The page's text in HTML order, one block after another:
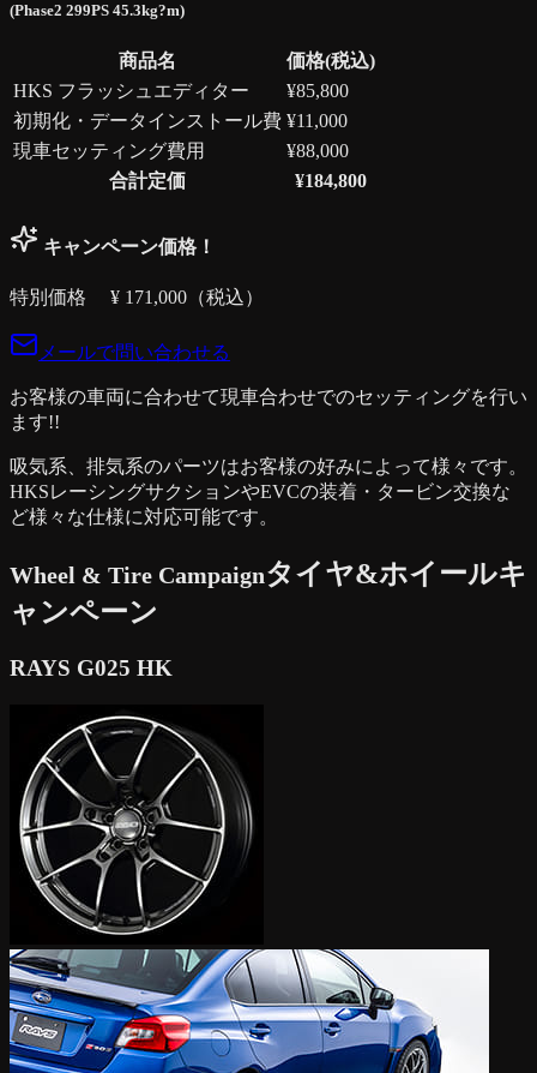
(Phase2 299PS 45.3kg?m)
商品名
価格(税込)
HKS フラッシュエディター
¥85,800
初期化・データインストール費 ¥11,000
現車セッティング費用
¥88,000
合計定価
¥184,800
キャンペーン価格！
特別価格 ¥ 171,000 （税込）
メールで問い合わせる
お客様の車両に合わせて現車合わせでのセッティングを行い
ます!!
吸気系、排気系のパーツはお客様の好みによって様々です。
HKSレーシングサクションやEVCの装着・タービン交換な
ど様々な仕様に対応可能です。
Wheel & Tire Campaignタイヤ&ホイールキ
ャンペーン
RAYS G025 HK